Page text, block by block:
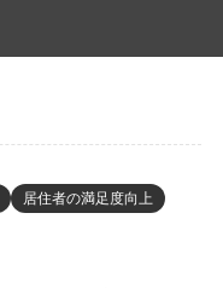
居住者の満足度向上